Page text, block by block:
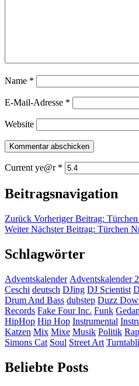
Name *
E-Mail-Adresse *
Website
Current ye@r *
Beitragsnavigation
Zurück Vorheriger Beitrag:
Weiter Nächster Beitrag: Türchen
Schlagwörter
Adventskalender Adventskalender
Ceschi deutsch DJing DJ Scientist
Drum And Bass dubstep Duzz
Records Fake Four Inc. Funk
HipHop Hip Hop Instrumental
Katzen Mix Mixe Musik Politik Rap
Simons Cat Soul Street Art
Beliebte Posts